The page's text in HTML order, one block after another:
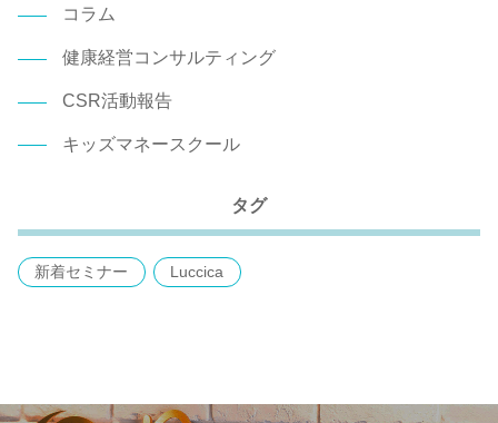
コラム
健康経営コンサルティング
CSR活動報告
キッズマネースクール
タグ
新着セミナー Luccica